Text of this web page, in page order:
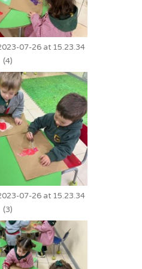
07-26 at 15.23.34
(4)
07-26 at 15.23.34
(3)